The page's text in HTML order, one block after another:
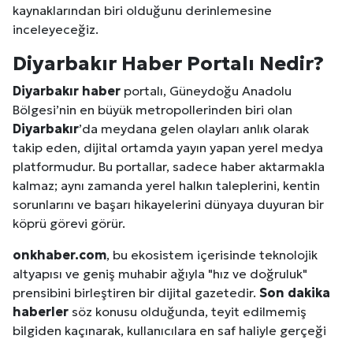
kaynaklarından biri olduğunu derinlemesine
inceleyeceğiz.
Diyarbakır Haber Portalı Nedir?
Diyarbakır haber portalı, Güneydoğu Anadolu
Bölgesi’nin en büyük metropollerinden biri olan
Diyarbakır’da meydana gelen olayları anlık olarak
takip eden, dijital ortamda yayın yapan yerel medya
platformudur. Bu portallar, sadece haber aktarmakla
kalmaz; aynı zamanda yerel halkın taleplerini, kentin
sorunlarını ve başarı hikayelerini dünyaya duyuran bir
köprü görevi görür.
onkhaber.com, bu ekosistem içerisinde teknolojik
altyapısı ve geniş muhabir ağıyla "hız ve doğruluk"
prensibini birleştiren bir dijital gazetedir. Son dakika
haberler söz konusu olduğunda, teyit edilmemiş
bilgiden kaçınarak, kullanıcılara en saf haliyle gerçeği